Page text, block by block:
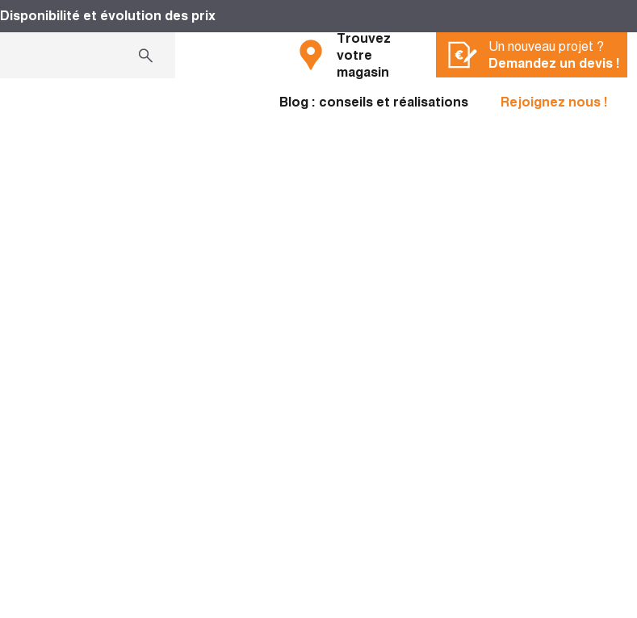
Disponibilité et évolution des prix
Trouvez
votre
magasin
Un nouveau projet ?
Demandez un devis !
Blog : conseils et réalisations Rejoignez nous !